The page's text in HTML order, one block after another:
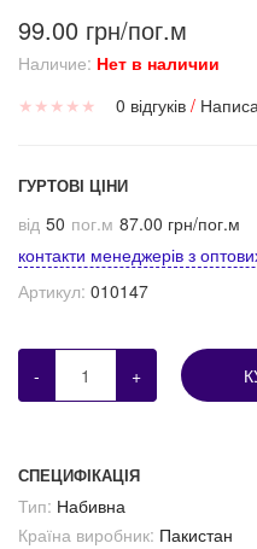
99.00 грн/пог.м
Наличие: Нет в наличии
★ ★ ★ ★ ★ 0 відгуків /
ГУРТОВІ ЦІНИ
від 50 пог.м 87.00 грн/пог.м
контакти менеджерів з
Артикул: 010147
- +
СПЕЦИФІКАЦІЯ
Тип: Набивна
Країна виробник: Пакистан